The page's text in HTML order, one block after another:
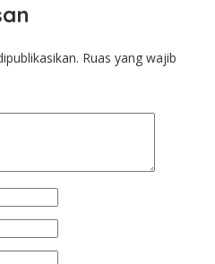
Ruas yang wajib